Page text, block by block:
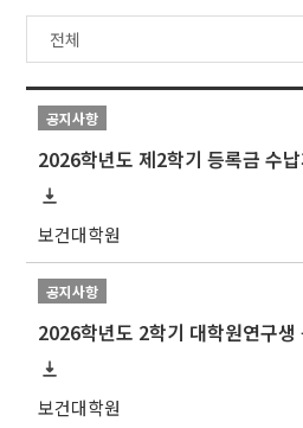
공지사항
2026학년도 제2학기 등록금 수
보건대학원
공지사항
2026학년도 2학기 대학원연구생
보건대학원